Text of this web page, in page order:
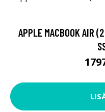
APPLE MACBOOK AIR